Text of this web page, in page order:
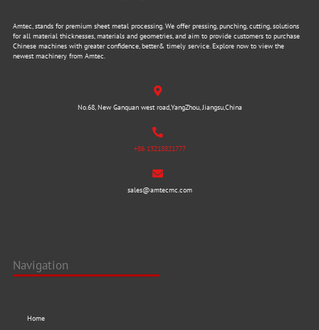
Amtec, stands for premium sheet metal processing. We offer pressing, punching, cutting, solutions
for all material thicknesses, materials and geometries, and aim to provide customers to purchase
Chinese machines with greater confidence, better& timely service. Explore now to view the
newest machinery from Amtec.
No.68, New Ganquan west road,YangZhou, Jiangsu,China
+86 13218821777
sales@amtecmc.com
Navigation
Home